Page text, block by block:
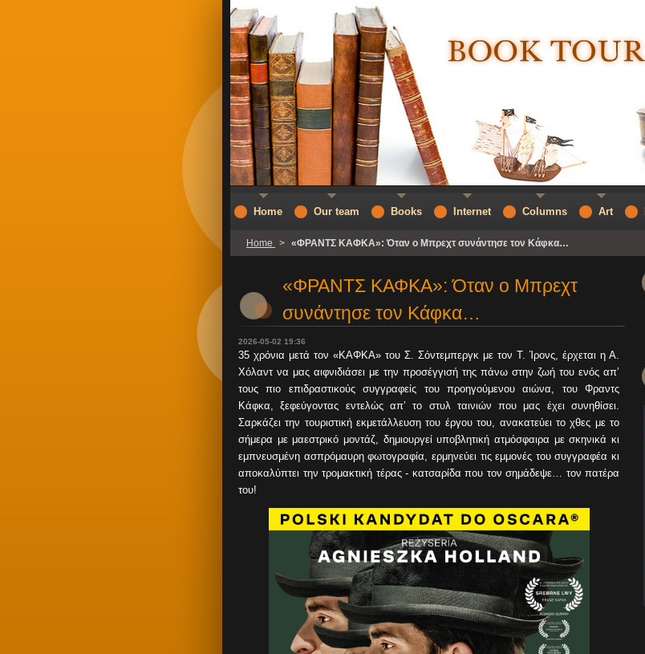
Home > «ΦΡΑΝΤΣ ΚΑΦΚΑ»: Όταν ο Μπρεχτ συνάντησε τον Κάφκα…
«ΦΡΑΝΤΣ ΚΑΦΚΑ»: Όταν ο Μπρεχτ
συνάντησε τον Κάφκα…
2026-05-02 19:36
35 χρόνια μετά τον «ΚΑΦΚΑ» του Σ. Σόντεμπεργκ με τον Τ. Ίρονς, έρχεται η Α.
Χόλαντ να μας αιφνιδιάσει με την προσέγγισή της πάνω στην ζωή του ενός απ’
τους πιο επιδραστικούς συγγραφείς του προηγούμενου αιώνα, του Φραντς
Κάφκα, ξεφεύγοντας εντελώς απ’ το στυλ ταινιών που μας έχει συνηθίσει.
Σαρκάζει την τουριστική εκμετάλλευση του έργου του, ανακατεύει το χθες με το
σήμερα με μαεστρικό μοντάζ, δημιουργεί υποβλητική ατμόσφαιρα με σκηνικά κι
εμπνευσμένη ασπρόμαυρη φωτογραφία, ερμηνεύει τις εμμονές του συγγραφέα κι
αποκαλύπτει την τρομακτική τέρας - κατσαρίδα που τον σημάδεψε… τον πατέρα
του!
Home Our team Books Internet Columns Art